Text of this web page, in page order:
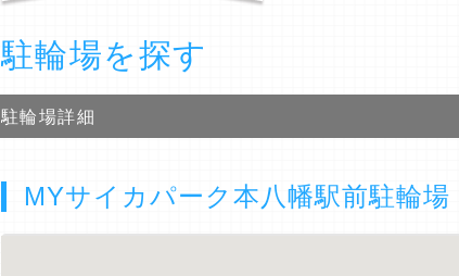
駐輪場を探す
駐輪場詳細
MYサイカパーク本八幡駅前駐輪場